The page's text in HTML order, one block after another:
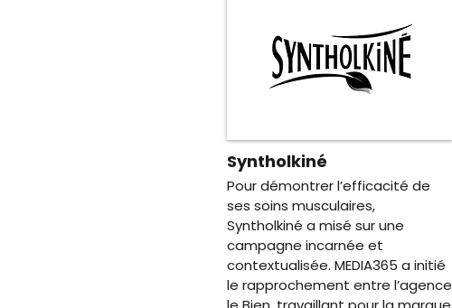
Syntholkiné
Pour démontrer l’efficacité de
ses soins musculaires,
Syntholkiné a misé sur une
campagne incarnée et
contextualisée. MEDIA365 a initié
le rapprochement entre l’agence